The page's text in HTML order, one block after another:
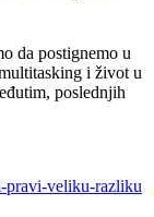
da postignemo u
i život u
poslednjih